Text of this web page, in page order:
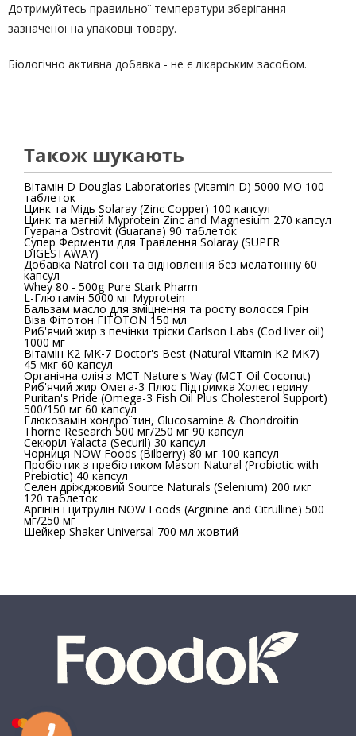
Дотримуйтесь правильної температури зберігання
зазначеної на упаковці товару.
Біологічно активна добавка - не є лікарським засобом.
Також шукають
Вітамін D Douglas Laboratories (Vitamin D) 5000 МО 100
таблеток
Цинк та Мідь Solaray (Zinc Copper) 100 капсул
Цинк та магній Myprotein Zinc and Magnesium 270 капсул
Гуарана Ostrovit (Guarana) 90 таблеток
Супер Ферменти для Травлення Solaray (SUPER
DIGESTAWAY)
Добавка Natrol сон та відновлення без мелатоніну 60
капсул
Whey 80 - 500g Pure Stark Pharm
L-Глютамін 5000 мг Myprotein
Бальзам масло для зміцнення та росту волосся Грін
Віза Фітотон FITOTON 150 мл
Риб'ячий жир з печінки тріски Carlson Labs (Cod liver oil)
1000 мг
Вітамін К2 МК-7 Doctor's Best (Natural Vitamin K2 MK7)
45 мкг 60 капсул
Органічна олія з MCT Nature's Way (MCT Oil Coconut)
Риб'ячий жир Омега-3 Плюс Підтримка Холестерину
Puritan's Pride (Omega-3 Fish Oil Plus Cholesterol Support)
500/150 мг 60 капсул
Глюкозамін хондроїтин, Glucosamine & Chondroitin
Thorne Research 500 мг/250 мг 90 капсул
Секюріл Yalacta (Securil) 30 капсул
Чорниця NOW Foods (Bilberry) 80 мг 100 капсул
Пробіотик з пребіотиком Mason Natural (Probiotic with
Prebiotic) 40 капсул
Селен дріжджовий Source Naturals (Selenium) 200 мкг
120 таблеток
Аргінін і цитрулін NOW Foods (Arginine and Citrulline) 500
мг/250 мг
Шейкер Shaker Universal 700 мл жовтий